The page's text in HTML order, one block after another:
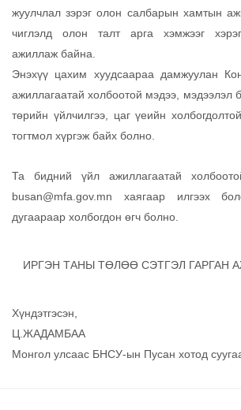
жуулчлал зэрэг олон салбарын хамтын
чиглэлд олон талт арга хэмжээг
ажиллаж байна.
Энэхүү цахим хуудсаараа дамжуулан
ажиллагаатай холбоотой мэдээ, мэдээлэл
төрийн үйлчилгээ, цаг үеийн
тогтмол хүргэж байх болно.
Та бидний үйл ажиллагаатай
busan@mfa.gov.mn хаягаар илгээх
дугаараар холбогдон өгч болно.
ИРГЭН ТАНЫ ТӨЛӨӨ СЭТГЭЛ ГАРГАН
Хүндэтгэсэн,
Ц.ЖАДАМБАА
Монгол улсаас БНСУ-ын Пусан хотод